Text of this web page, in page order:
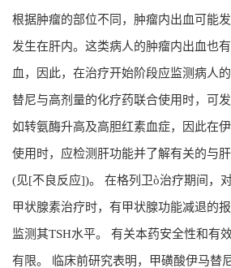
根据肿瘤的部位不同，肿瘤内出血可能
发生在肝内。这类病人的肿瘤内出血也
血，因此，在治疗开始阶段应监测病人
替尼与高剂量的化疗药联合使用时，可
如转氨酶升高及高胆红素血症，因此在
使用时，应检测肝功能并了解有关的与
(见[不良反应])。 在格列卫ò治疗期间，
甲状腺素治疗时，有甲状腺功能减退的
监测其TSH水平。 有关本药安全性和有
有限。 临床前研究表明，甲磺酸伊马替